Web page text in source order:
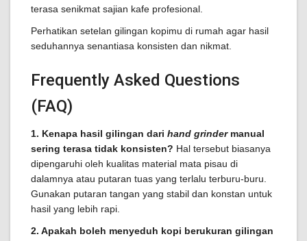
terasa senikmat sajian kafe profesional.
Perhatikan setelan gilingan kopimu di rumah agar hasil
seduhannya senantiasa konsisten dan nikmat.
Frequently Asked Questions
(FAQ)
1. Kenapa hasil gilingan dari hand grindermanual
sering terasa tidak konsisten? Hal tersebut biasanya
dipengaruhi oleh kualitas material mata pisau di
dalamnya atau putaran tuas yang terlalu terburu-buru.
Gunakan putaran tangan yang stabil dan konstan untuk
hasil yang lebih rapi.
2. Apakah boleh menyeduh kopi berukuran gilingan